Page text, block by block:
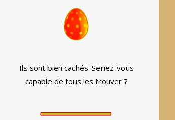
Ils sont bien cachés. Seriez-vous
capable de tous les trouver ?